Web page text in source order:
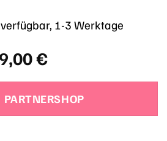
€
€Aktueller
ist:
799,00 €.
1-3 Werktage